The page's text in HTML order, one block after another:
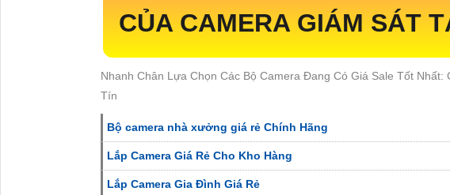
CỦA CAMERA GIÁM SÁT
Nhanh Chân Lựa Chọn Các Bộ Camera Đang Có Giá Sale Tốt
Tín
Bộ camera nhà xưởng giá rẻ Chính Hãng
Lắp Camera Giá Rẻ Cho Kho Hàng
Lắp Camera Gia Đình Giá Rẻ